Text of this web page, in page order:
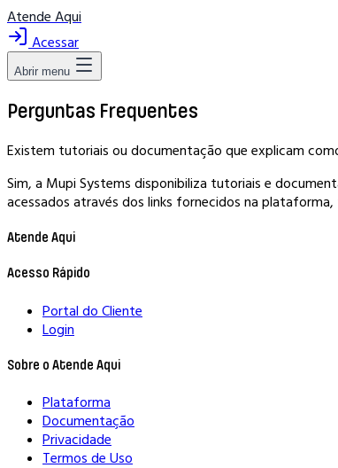
Atende Aqui
Acessar
Abrir menu
Perguntas Frequentes
Existem tutoriais ou documentação que explicam
Sim, a Mupi Systems disponibiliza tutoriais e
acessados através dos links fornecidos na
Atende Aqui
Acesso Rápido
Portal do Cliente
Login
Sobre o Atende Aqui
Plataforma
Documentação
Privacidade
Termos de Uso